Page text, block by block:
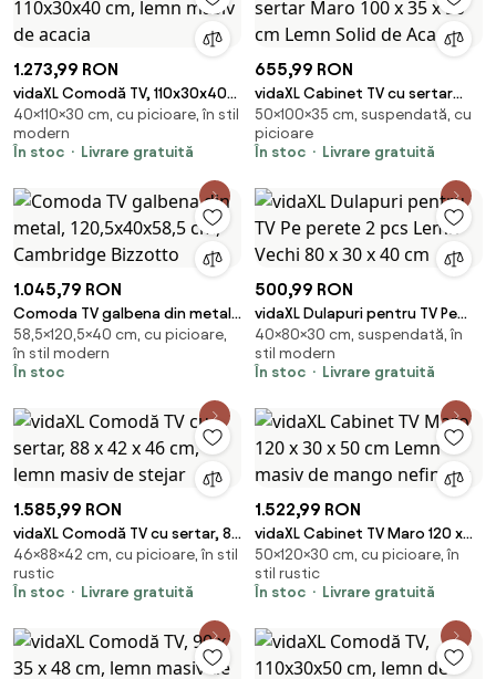
1.273,99 RON
vidaXL Comodă TV, 110x30x40
cm, lemn masiv de acacia
40×110×30 cm, cu picioare, în stil
modern
În stoc
Livrare gratuită
655,99 RON
vidaXL Cabinet TV cu sertar
Maro 100 x 35 x 50 cm Lemn
Solid de Acacia
50×100×35 cm, suspendată, cu
picioare
În stoc
Livrare gratuită
1.045,79 RON
Comoda TV galbena din metal,
120,5x40x58,5 cm, Cambridge
Bizzotto
58,5×120,5×40 cm, cu picioare,
în stil modern
În stoc
500,99 RON
vidaXL Dulapuri pentru TV Pe
perete 2 pcs Lemn Vechi 80 x
30 x 40 cm
40×80×30 cm, suspendată, în
stil modern
În stoc
Livrare gratuită
1.585,99 RON
vidaXL Comodă TV cu sertar, 88
x 42 x 46 cm, lemn masiv de
stejar
46×88×42 cm, cu picioare, în stil
rustic
În stoc
Livrare gratuită
1.522,99 RON
vidaXL Cabinet TV Maro 120 x
30 x 50 cm Lemn masiv de
mango nefinisat
50×120×30 cm, cu picioare, în
stil rustic
În stoc
Livrare gratuită